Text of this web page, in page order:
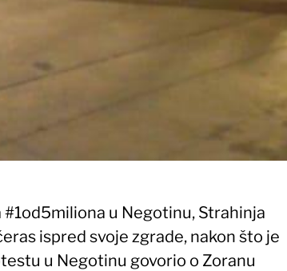
u Negotinu, Strahinja
ispred svoje zgrade, nakon što je
u Negotinu govorio o Zoranu